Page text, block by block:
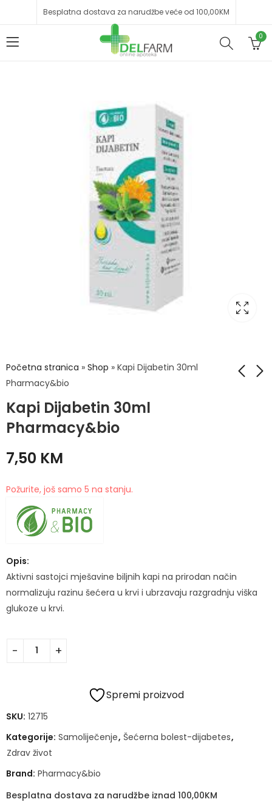
Besplatna dostava za narudžbe veće od 100,00KM
0
Početna stranica » Shop » Kapi Dijabetin 30ml
Pharmacy&bio
Kapi Dijabetin 30ml
Pharmacy&bio
7,50 KM
Požurite, još samo 5 na stanju.
Opis:
Aktivni sastojci mješavine biljnih kapi na prirodan način
normalizuju razinu šećera u krvi i ubrzavaju razgradnju viška
glukoze u krvi.
Spremi proizvod
SKU: 12715
Kategorije: Samoliječenje, Šećerna bolest-dijabetes,
Zdrav život
Brand: Pharmacy&bio
Besplatna dostava za narudžbe iznad 100,00KM